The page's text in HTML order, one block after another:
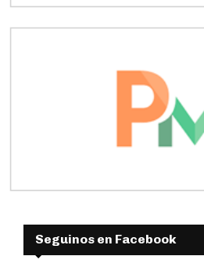
Seguinos en Facebook